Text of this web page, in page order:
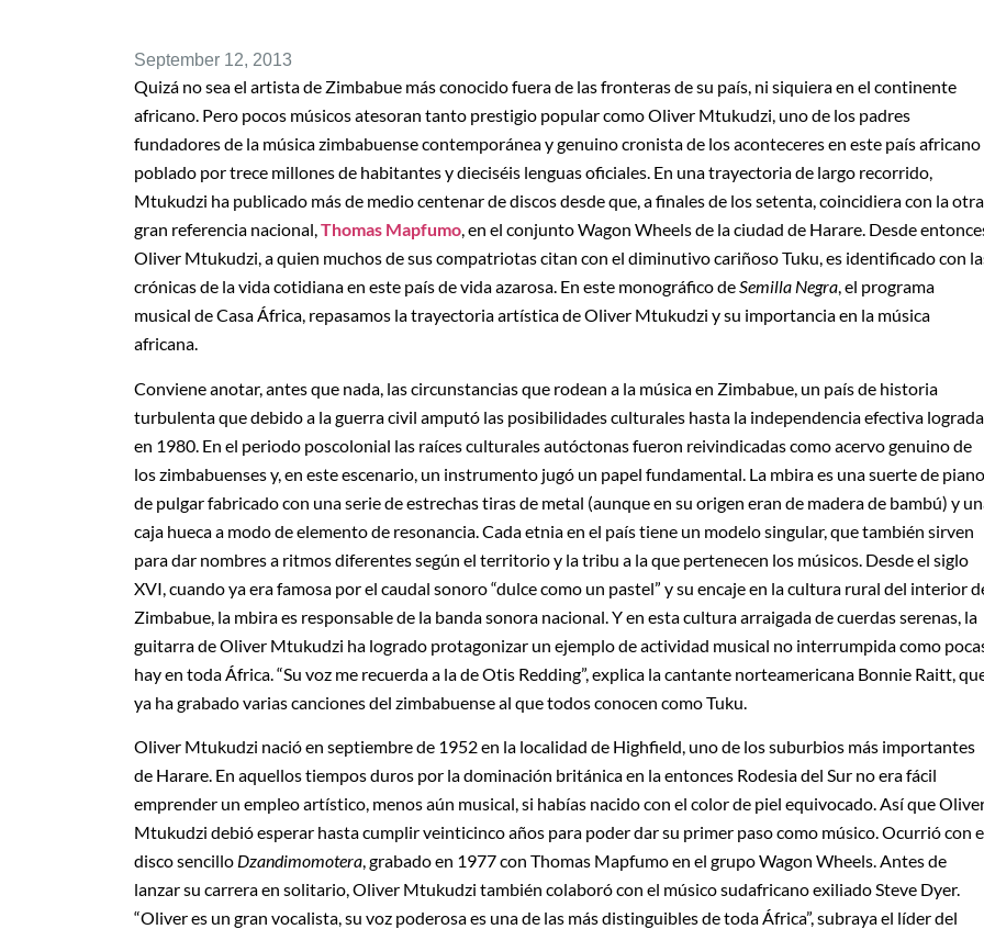
September 12, 2013
Quizá no sea el artista de Zimbabue más conocido fuera de las fronteras de su país, ni siquiera en el continente
africano. Pero pocos músicos atesoran tanto prestigio popular como Oliver Mtukudzi, uno de los padres
fundadores de la música zimbabuense contemporánea y genuino cronista de los aconteceres en este país africano
poblado por trece millones de habitantes y dieciséis lenguas oficiales. En una trayectoria de largo recorrido,
Mtukudzi ha publicado más de medio centenar de discos desde que, a finales de los setenta, coincidiera con la otra
gran referencia nacional,Thomas Mapfumo, en el conjunto Wagon Wheels de la ciudad de Harare. Desde
Oliver Mtukudzi, a quien muchos de sus compatriotas citan con el diminutivo cariñoso Tuku, es identificado con
crónicas de la vida cotidiana en este país de vida azarosa. En este monográfico deSemilla Negra, el programa
musical de Casa África, repasamos la trayectoria artística de Oliver Mtukudzi y su importancia en la música
africana.
Conviene anotar, antes que nada, las circunstancias que rodean a la música en Zimbabue, un país de historia
turbulenta que debido a la guerra civil amputó las posibilidades culturales hasta la independencia efectiva lograda
en 1980. En el periodo poscolonial las raíces culturales autóctonas fueron reivindicadas como acervo genuino de
los zimbabuenses y, en este escenario, un instrumento jugó un papel fundamental. La mbira es una suerte de piano
de pulgar fabricado con una serie de estrechas tiras de metal (aunque en su origen eran de madera de bambú) y
caja hueca a modo de elemento de resonancia. Cada etnia en el país tiene un modelo singular, que también sirven
para dar nombres a ritmos diferentes según el territorio y la tribu a la que pertenecen los músicos. Desde el siglo
XVI, cuando ya era famosa por el caudal sonoro “dulce como un pastel” y su encaje en la cultura rural del interior
Zimbabue, la mbira es responsable de la banda sonora nacional. Y en esta cultura arraigada de cuerdas serenas, la
guitarra de Oliver Mtukudzi ha logrado protagonizar un ejemplo de actividad musical no interrumpida como
hay en toda África. “Su voz me recuerda a la de Otis Redding”, explica la cantante norteamericana Bonnie Raitt,
ya ha grabado varias canciones del zimbabuense al que todos conocen como Tuku.
Oliver Mtukudzi nació en septiembre de 1952 en la localidad de Highfield, uno de los suburbios más importantes
de Harare. En aquellos tiempos duros por la dominación británica en la entonces Rodesia del Sur no era fácil
emprender un empleo artístico, menos aún musical, si habías nacido con el color de piel equivocado. Así que
Mtukudzi debió esperar hasta cumplir veinticinco años para poder dar su primer paso como músico. Ocurrió con
disco sencillo Dzandimomotera, grabado en 1977 con Thomas Mapfumo en el grupo Wagon Wheels. Antes de
lanzar su carrera en solitario, Oliver Mtukudzi también colaboró con el músico sudafricano exiliado Steve Dyer.
“Oliver es un gran vocalista, su voz poderosa es una de las más distinguibles de toda África”, subraya el líder del